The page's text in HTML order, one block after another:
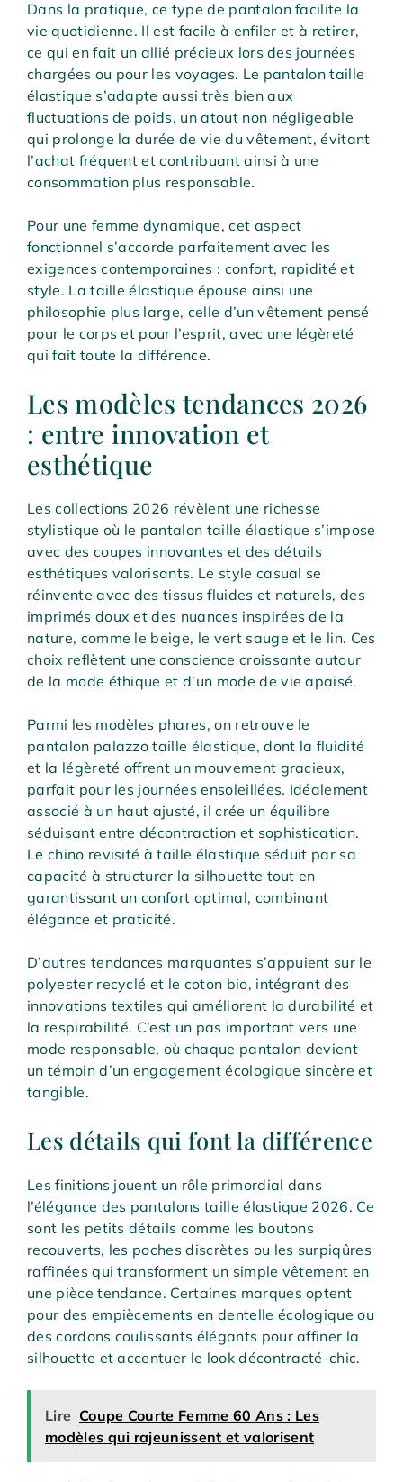
Dans la pratique, ce type de pantalon facilite la
vie quotidienne. Il est facile à enfiler et à retirer,
ce qui en fait un allié précieux lors des journées
chargées ou pour les voyages. Le pantalon taille
élastique s’adapte aussi très bien aux
fluctuations de poids, un atout non négligeable
qui prolonge la durée de vie du vêtement, évitant
l’achat fréquent et contribuant ainsi à une
consommation plus responsable.
Pour une femme dynamique, cet aspect
fonctionnel s’accorde parfaitement avec les
exigences contemporaines : confort, rapidité et
style. La taille élastique épouse ainsi une
philosophie plus large, celle d’un vêtement pensé
pour le corps et pour l’esprit, avec une légèreté
qui fait toute la différence.
Les modèles tendances 2026
: entre innovation et
esthétique
Les collections 2026 révèlent une richesse
stylistique où le pantalon taille élastique s’impose
avec des coupes innovantes et des détails
esthétiques valorisants. Le style casual se
réinvente avec des tissus fluides et naturels, des
imprimés doux et des nuances inspirées de la
nature, comme le beige, le vert sauge et le lin. Ces
choix reflètent une conscience croissante autour
de la mode éthique et d’un mode de vie apaisé.
Parmi les modèles phares, on retrouve le
pantalon palazzo taille élastique, dont la fluidité
et la légèreté offrent un mouvement gracieux,
parfait pour les journées ensoleillées. Idéalement
associé à un haut ajusté, il crée un équilibre
séduisant entre décontraction et sophistication.
Le chino revisité à taille élastique séduit par sa
capacité à structurer la silhouette tout en
garantissant un confort optimal, combinant
élégance et praticité.
D’autres tendances marquantes s’appuient sur le
polyester recyclé et le coton bio, intégrant des
innovations textiles qui améliorent la durabilité et
la respirabilité. C’est un pas important vers une
mode responsable, où chaque pantalon devient
un témoin d’un engagement écologique sincère et
tangible.
Les détails qui font la différence
Les finitions jouent un rôle primordial dans
l’élégance des pantalons taille élastique 2026. Ce
sont les petits détails comme les boutons
recouverts, les poches discrètes ou les surpiqûres
raffinées qui transforment un simple vêtement en
une pièce tendance. Certaines marques optent
pour des empiècements en dentelle écologique ou
des cordons coulissants élégants pour affiner la
silhouette et accentuer le look décontracté-chic.
Lire Coupe Courte Femme 60 Ans : Les
modèles qui rajeunissent et valorisent